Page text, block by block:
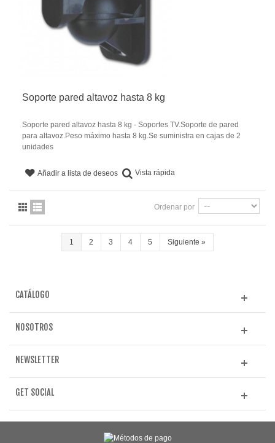
Soporte pared altavoz hasta 8 kg
Soporte pared altavoz hasta 8 kg - Soportes TV.Soporte de pared
para altavoz.Peso máximo hasta 8 kg.Se suministra en cajas de 2
unidades
Añadir a lista de deseos Vista rápida
Ordenar por
1 2 3 4 5 Siguiente »
CATÁLOGO
NOSOTROS
NEWSLETTER
GET SOCIAL